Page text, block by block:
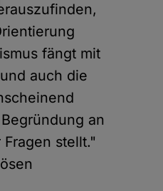
fängt mit
auch die
an
stellt."